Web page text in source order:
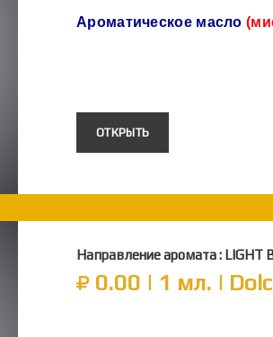
Ароматическое масло
ОТКРЫТЬ
Направление аромата : LIGHT
0.00 | 1 мл. |